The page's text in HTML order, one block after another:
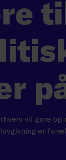
vil gøre
er